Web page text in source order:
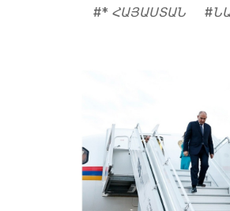
#* ՀԱՅԱՍՏԱՆ #